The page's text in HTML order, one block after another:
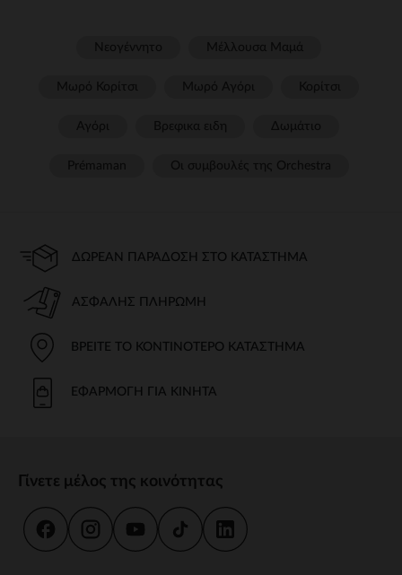
ΔΩΡΕΆΝ ΠΑΡΆΔΟΣΗ ΣΤΟ ΚΑΤΆΣΤΗΜΑ
ΑΣΦΑΛΉΣ ΠΛΗΡΩΜΉ
ΒΡΕΊΤΕ ΤΟ ΚΟΝΤΙΝΌΤΕΡΟ ΚΑΤΆΣΤΗΜΑ
ΕΦΑΡΜΟΓΉ ΓΙΑ ΚΙΝΗΤΆ
Γίνετε μέλος της κοινότητας